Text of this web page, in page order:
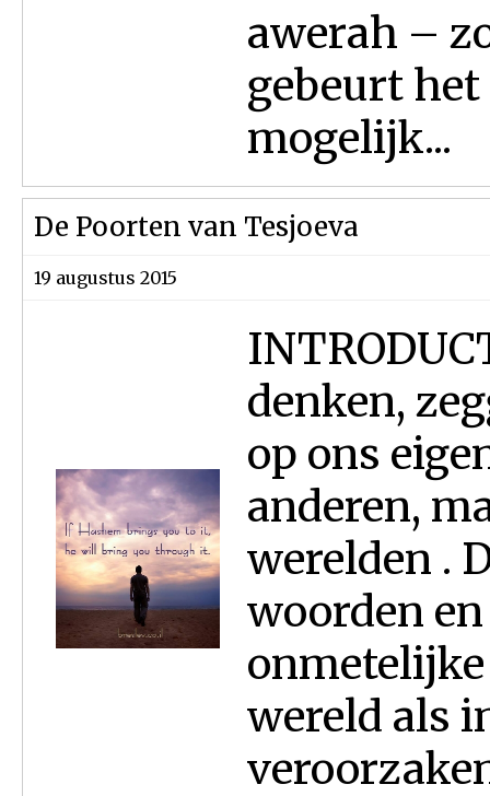
awerah –
gebeurt
mogelijk...
De Poorten van Tesjoeva
19 augustus 2015
denken,
op ons
anderen,
werelden .
woorden
onmetelijke
wereld als